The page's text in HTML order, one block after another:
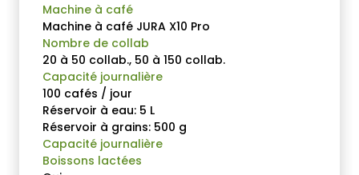
Machine à café
Machine à café JURA X10 Pro
Nombre de collab
20 à 50 collab., 50 à 150 collab.
Capacité journalière
100 cafés / jour
Réservoir à eau: 5 L
Réservoir à grains: 500 g
Capacité journalière
Boissons lactées